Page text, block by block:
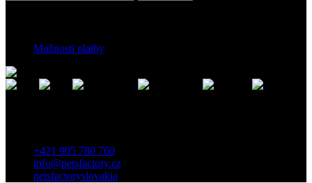
Možnosti platby
+421 905 780 760
info@petsfactory.cz
petsfactoryslovakia